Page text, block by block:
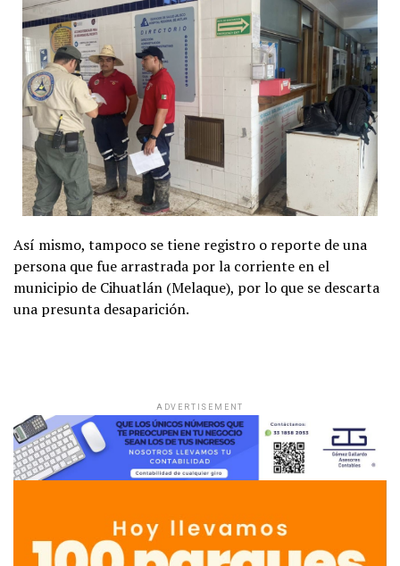
Así mismo, tampoco se tiene registro o reporte de una
persona que fue arrastrada por la corriente en el
municipio de Cihuatlán (Melaque), por lo que se descarta
una presunta desaparición.
ADVERTISEMENT